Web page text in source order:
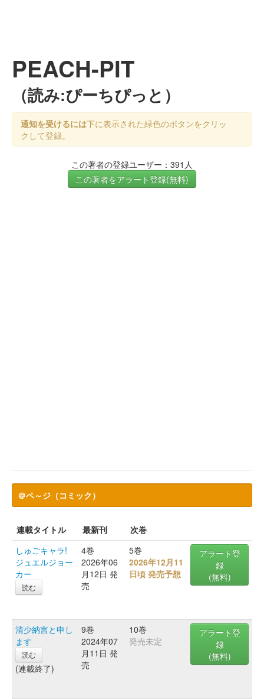
PEACH-PIT
（読み:ぴーちぴっと）
通知を受けるには下に表示された緑色のボタンをクリッ
クして登録。
この著者の登録ユーザー：391人
この著者をアラート登録(無料)
＠ペ～ジ（コミック）
連載タイトル 最新刊
次巻
しゅごキャラ!
ジュエルジョー
カー
読む
4巻
2026年06
月12日 発
売
5巻
2026年12月11
日頃 発売予想
アラート登
録
(無料)
清少納言と申し
ます
読む
(連載終了)
9巻
2024年07
月11日 発
売
10巻
発売未定
アラート登
録
(無料)